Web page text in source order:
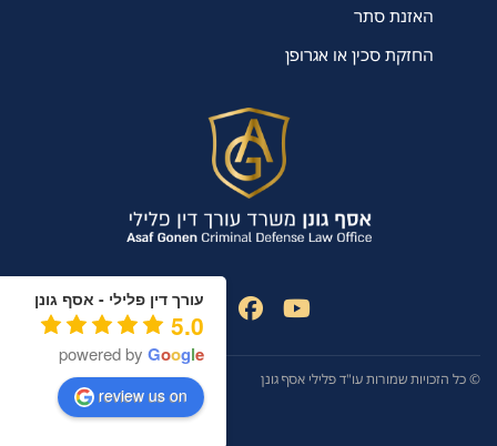
עורך דין פלילי - אסף גונן
5.0
powered by Google
review us on
האזנת סתר
החזקת סכין או אגרופן
© כל הזכויות שמורות עו"ד פלילי אסף גונן